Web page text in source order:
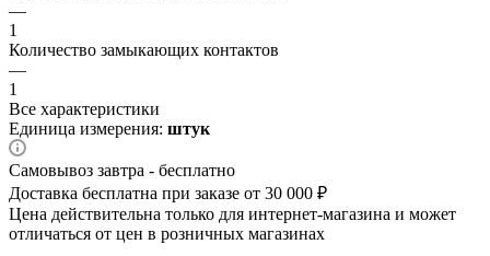
—
1
Количество замыкающих контактов
—
1
Все характеристики
Единица измерения: штук
Самовывоз завтра - бесплатно
Доставка бесплатна при заказе от 30 000 ₽
Цена действительна только для интернет-магазина и может
отличаться от цен в розничных магазинах